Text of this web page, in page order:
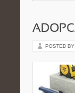
POSTED BY